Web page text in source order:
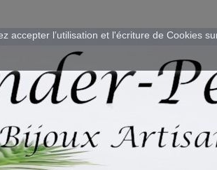
accepter l’utilisation et l'écriture de Cookies